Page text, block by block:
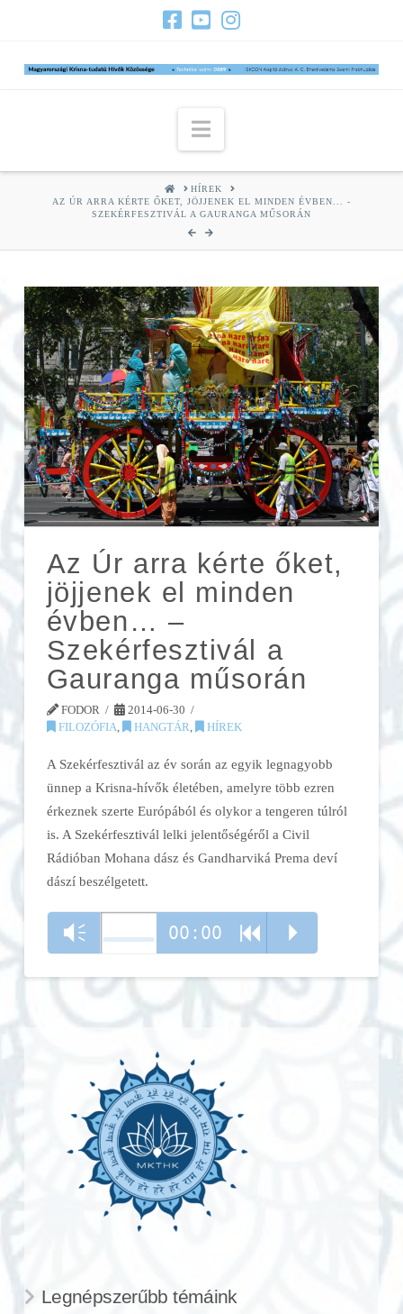
Navigation
HOMEHÍREK
AZ ÚR ARRA KÉRTE ŐKET, JÖJJENEK EL MINDEN ÉVBEN... -
SZEKÉRFESZTIVÁL A GAURANGA MŰSORÁN
Az Úr arra kérte őket,
jöjjenek el minden
évben… –
Szekérfesztivál a
Gauranga műsorán
FODOR
2014-06-30
FILOZÓFIA
HANGTÁR HÍREK
A Szekérfesztivál az év során az egyik legnagyobb
ünnep a Krisna-hívők életében, amelyre több ezren
érkeznek szerte Európából és olykor a tengeren túlról
is. A Szekérfesztivál lelki jelentőségéről a Civil
Rádióban Mohana dász és Gandharviká Prema deví
dászí beszélgetett.
Vm 00:00 R P
Legnépszerűbb témáink